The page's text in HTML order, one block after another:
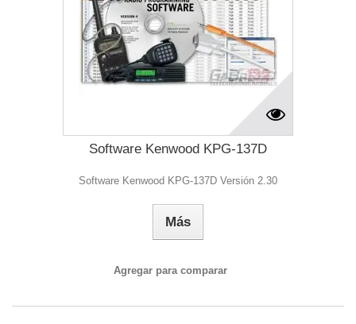
Software Kenwood KPG-137D
Software Kenwood KPG-137D Versión 2.30
Más
Agregar para comparar